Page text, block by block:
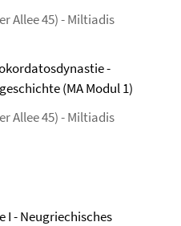
Allee 45) - Miltiadis
-
(MA Modul 1)
Allee 45) - Miltiadis
I - Neugriechisches